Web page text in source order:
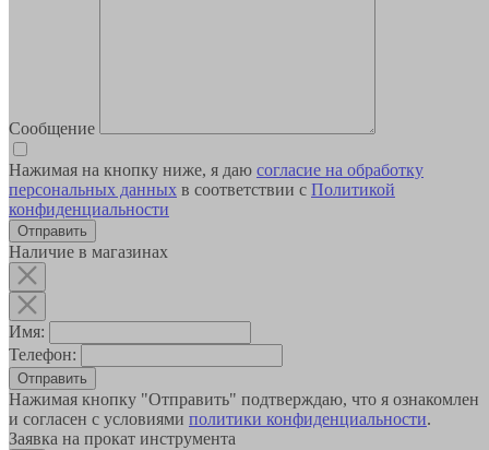
Сообщение
Нажимая на кнопку ниже, я даю согласие на обработку
персональных данных в соответствии с Политикой
конфиденциальности
Наличие в магазинах
Имя:
Телефон:
Отправить
Нажимая кнопку "Отправить" подтверждаю, что я ознакомлен
и согласен с условиями политики конфиденциальности.
Заявка на прокат инструмента